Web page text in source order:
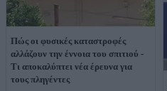
Πώς οι φυσικές καταστροφές
αλλάζουν την έννοια του σπιτιού -
Τι αποκαλύπτει νέα έρευνα για
τους πληγέντες